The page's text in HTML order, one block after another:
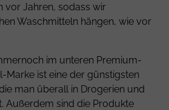
vor Jahren, sodass wir
Waschmitteln hängen, wie vor
im unteren Premium-
Marke ist eine der günstigsten
man überall in Drogerien und
Außerdem sind die Produkte